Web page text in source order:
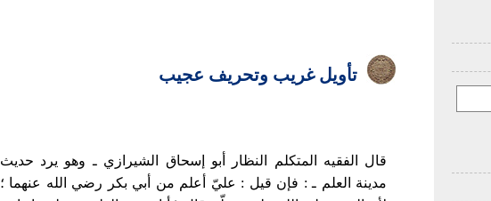
تأويل غريب وتحريف عجيب
قال الفقيه المتكلم النظار أبو إسحاق الشيرازي ـ وهو يرد حديث
مدينة العلم ـ : فإن قيل : عليّ أعلم من أبي بكر رضي الله عنهما ؛